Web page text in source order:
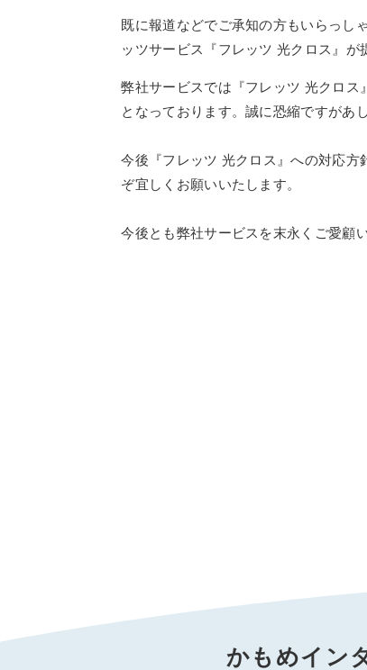
既に報道などでご承知の方もいらっし
ッツサービス『フレッツ 光クロス』が
弊社サービスでは『フレッツ 光クロ
となっております。誠に恐縮ですがあ
今後『フレッツ 光クロス』への対応方
ぞ宜しくお願いいたします。
今後とも弊社サービスを末永くご愛顧
かもめイン